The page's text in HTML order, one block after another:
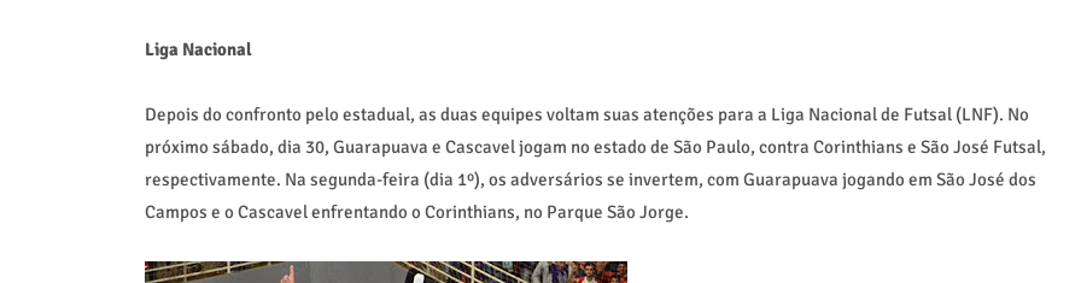
Liga Nacional
Depois do confronto pelo estadual, as duas equipes voltam suas atenções para a Liga Nacional de Futsal (LNF). No
próximo sábado, dia 30, Guarapuava e Cascavel jogam no estado de São Paulo, contra Corinthians e São José Futsal,
respectivamente. Na segunda-feira (dia 1º), os adversários se invertem, com Guarapuava jogando em São José dos
Campos e o Cascavel enfrentando o Corinthians, no Parque São Jorge.